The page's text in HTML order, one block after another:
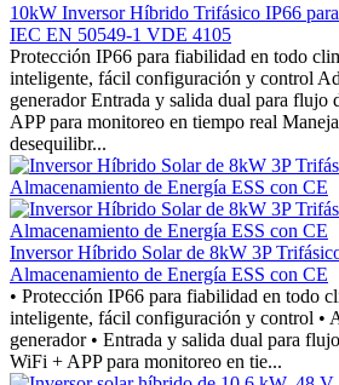
10kW Inversor Híbrido Trifásico IP66
IEC EN 50549-1 VDE 4105
Protección IP66 para fiabilidad en todo
inteligente, fácil configuración y control
generador Entrada y salida dual para
APP para monitoreo en tiempo real
desequilibr...
Inversor Híbrido Solar de 8kW 3P
Almacenamiento de Energía ESS con CE
• Protección IP66 para fiabilidad en todo
inteligente, fácil configuración y control •
generador • Entrada y salida dual para
WiFi + APP para monitoreo en tie...